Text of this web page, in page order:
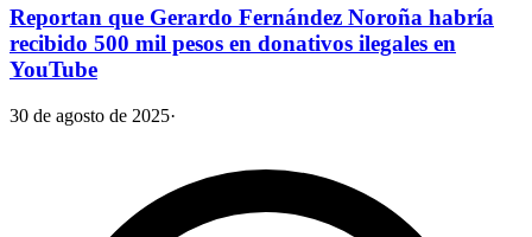
Reportan que Gerardo Fernández Noroña habría
recibido 500 mil pesos en donativos ilegales en
YouTube
30 de agosto de 2025·